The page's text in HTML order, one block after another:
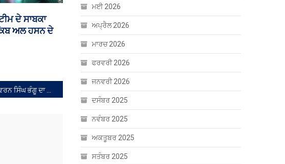
ਚੰਡੀਗੜ੍ਹ ਪੁਲਿਸ ਕਾਂਸਟੇਬਲ ਭਰਤੀ
ਨਿਯਮਾਂ ‘ਚ ਬਦਲਾਅ
ਮਈ 2026
ਅਪ੍ਰੈਲ 2026
ਮਾਰਚ 2026
ਫਰਵਰੀ 2026
ਜਨਵਰੀ 2026
ਦਸੰਬਰ 2025
ਨਵੰਬਰ 2025
ਅਕਤੂਬਰ 2025
ਸਤੰਬਰ 2025